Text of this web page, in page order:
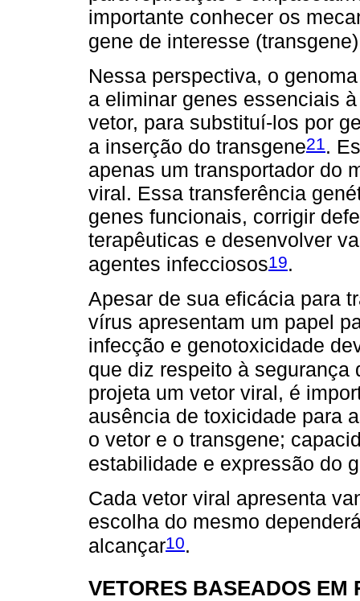
importante conhecer os
gene de interesse
Nessa perspectiva, o
a eliminar genes essenciais
vetor, para substituí-los por
a inserção do transgene21.
apenas um transportador do
viral. Essa transferência
genes funcionais, corrigir
terapêuticas e desenvolver
agentes infecciosos19.
Apesar de sua eficácia para
vírus apresentam um papel
infecção e genotoxicidade
que diz respeito à segurança
projeta um vetor viral, é
ausência de toxicidade para
o vetor e o transgene;
estabilidade e expressão do
Cada vetor viral apresenta
escolha do mesmo
alcançar10.
VETORES BASEADOS EM